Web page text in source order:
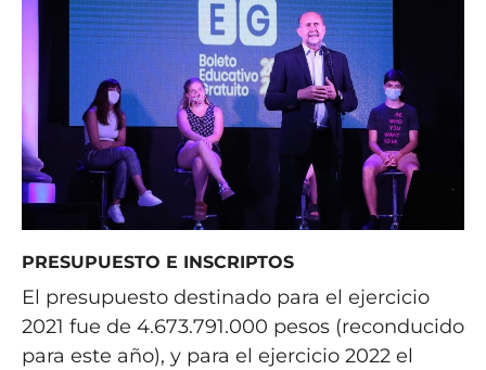
PRESUPUESTO E INSCRIPTOS
El presupuesto destinado para el ejercicio
2021 fue de 4.673.791.000 pesos (reconducido
para este año), y para el ejercicio 2022 el